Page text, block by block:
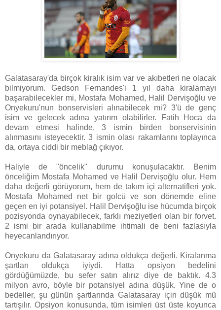
Galatasaray'da birçok kiralık isim var ve akıbetleri ne olacak
bilmiyorum. Gedson Fernandes'i 1 yıl daha kiralamayı
başarabilecekler mi, Mostafa Mohamed, Halil Dervişoğlu ve
Onyekuru'nun bonservisleri alınabilecek mi? 3'ü de genç
isim ve gelecek adına yatırım olabilirler. Fatih Hoca da
devam etmesi halinde, 3 ismin birden bonservisinin
alınmasını isteyecektir. 3 ismin olası rakamlarını toplayınca
da, ortaya ciddi bir meblağ çıkıyor.
Haliyle de "öncelik" durumu konuşulacaktır. Benim
önceliğim Mostafa Mohamed ve Halil Dervişoğlu olur. Hem
daha değerli görüyorum, hem de takım içi alternatifleri yok.
Mostafa Mohamed net bir golcü ve son dönemde eline
geçen en iyi potansiyel. Halil Dervişoğlu ise hücumda birçok
pozisyonda oynayabilecek, farklı meziyetleri olan bir forvet.
2 ismi bir arada kullanabilme ihtimali de beni fazlasıyla
heyecanlandırıyor.
Onyekuru da Galatasaray adına oldukça değerli. Kiralanma
şartları oldukça iyiydi. Hatta opsiyon bedelini
gördüğümüzde, bu sefer satın alırız diye de baktık. 4.3
milyon avro, böyle bir potansiyel adına düşük. Yine de o
bedeller, şu günün şartlarında Galatasaray için düşük mü
tartışılır. Opsiyon konusunda, tüm isimleri üst üste koyunca